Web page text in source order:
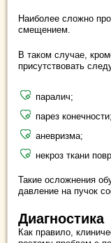
Наиболее сложно
смещением.
В таком случае,
присутствовать
паралич;
парез конечности;
аневризма;
некроз ткани
Такие осложнения
давление на пучок
Диагностика
Как правило,